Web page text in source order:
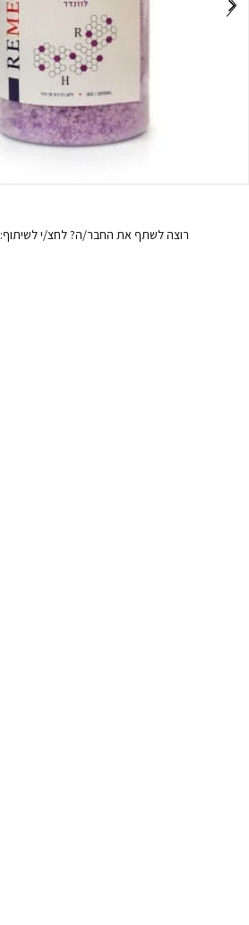
רוצה לשתף את החבר/ה? לחצ/י לשיתוף: